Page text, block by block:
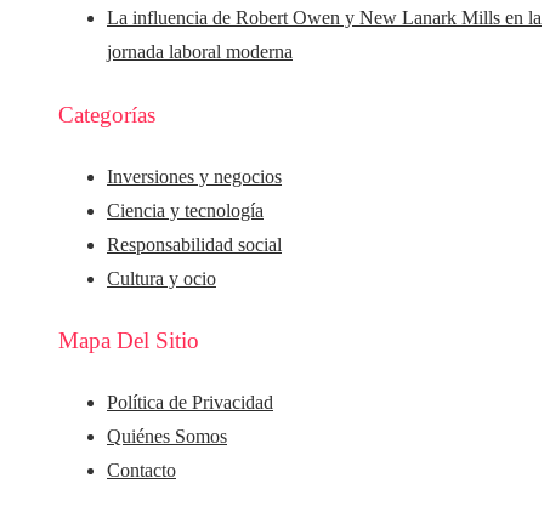
La influencia de Robert Owen y New Lanark Mills en la
jornada laboral moderna
Categorías
Inversiones y negocios
Ciencia y tecnología
Responsabilidad social
Cultura y ocio
Mapa Del Sitio
Política de Privacidad
Quiénes Somos
Contacto